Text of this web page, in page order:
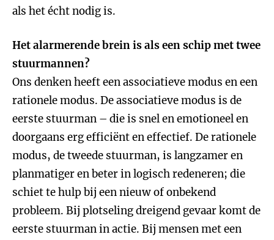
als het écht nodig is.
Het alarmerende brein is als een schip met twee
stuurmannen?
Ons denken heeft een associatieve modus en een
rationele modus. De associatieve modus is de
eerste stuurman – die is snel en emotioneel en
doorgaans erg efficiënt en effectief. De rationele
modus, de tweede stuurman, is langzamer en
planmatiger en beter in logisch redeneren; die
schiet te hulp bij een nieuw of onbekend
probleem. Bij plotseling dreigend gevaar komt de
eerste stuurman in actie. Bij mensen met een